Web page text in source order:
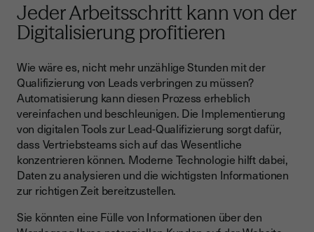
Jeder Arbeitsschritt kann von der
Digitalisierung profitieren
Wie wäre es, nicht mehr unzählige Stunden mit der
Qualifizierung von Leads verbringen zu müssen?
Automatisierung kann diesen Prozess erheblich
vereinfachen und beschleunigen. Die Implementierung
von digitalen Tools zur Lead-Qualifizierung sorgt dafür,
dass Vertriebsteams sich auf das Wesentliche
konzentrieren können. Moderne Technologie hilft dabei,
Daten zu analysieren und die wichtigsten Informationen
zur richtigen Zeit bereitzustellen.
Sie könnten eine Fülle von Informationen über den